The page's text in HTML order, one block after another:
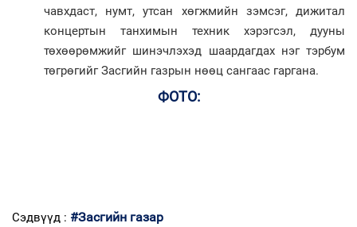
чавхдаст, нумт, утсан хөгжмийн зэмсэг, дижитал
концертын танхимын техник хэрэгсэл, дууны
төхөөрөмжийг шинэчлэхэд шаардагдах нэг тэрбум
төгрөгийг Засгийн газрын нөөц сангаас гаргана.
ФОТО:
Сэдвүүд : #Засгийн газар